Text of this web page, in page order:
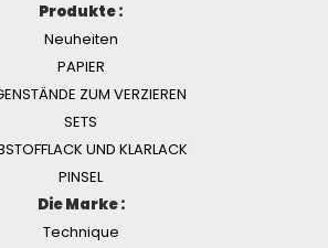
Produkte :
Neuheiten
PAPIER
ZUM VERZIEREN
SETS
UND KLARLACK
PINSEL
Die Marke :
Technique